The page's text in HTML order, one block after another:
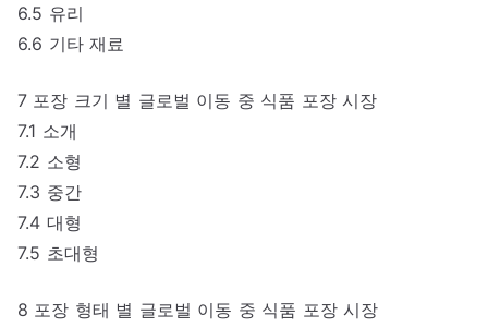
6.5 유리
6.6 기타 재료
7 포장 크기 별 글로벌 이동 중 식품 포장 시장
7.1 소개
7.2 소형
7.3 중간
7.4 대형
7.5 초대형
8 포장 형태 별 글로벌 이동 중 식품 포장 시장